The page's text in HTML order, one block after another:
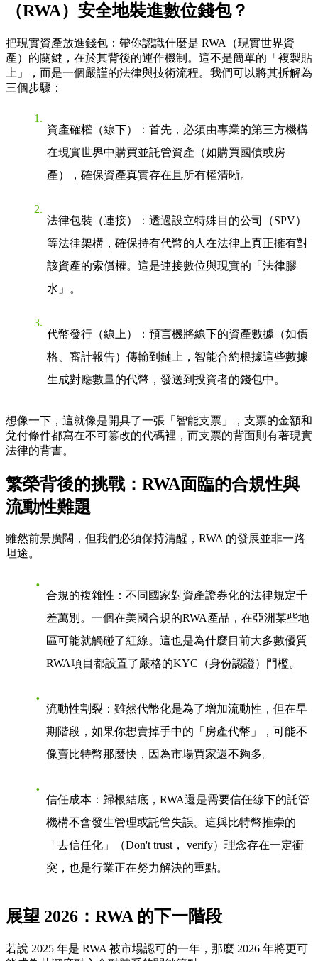
（RWA） 安全地裝進數位錢包？
把現實資產放進錢包：帶你認識什麼是 RWA（現實世界資
產）的關鍵，在於其背後的運作機制。這不是簡單的「複製貼
上」，而是一個嚴謹的法律與技術流程。我們可以將其拆解為
三個步驟：
資產確權（線下）
：首先，必須由專業的第三方機構
在現實世界中購買並託管資產（如購買國債或房
產），確保資產真實存在且所有權清晰。
法律包裝（連接）
：透過設立特殊目的公司（SPV）
等法律架構，確保持有代幣的人在法律上真正擁有對
該資產的索償權。這是連接數位與現實的「法律膠
水」。
代幣發行（線上）
：預言機將線下的資產數據（如價
格、審計報告）傳輸到鏈上，智能合約根據這些數據
生成對應數量的代幣，發送到投資者的錢包中。
想像一下，這就像是開具了一張「智能支票」，支票的金額和
兌付條件都寫在不可篡改的代碼裡，而支票的背面則有著現實
法律的背書。
繁榮背後的挑戰：RWA面臨的合規性與
流動性難題
雖然前景廣闊，但我們必須保持清醒，RWA 的發展並非一路
坦途。
合規的複雜性 ：不同國家對資產證券化的法律規定千
差萬別。一個在美國合規的RWA產品，在亞洲某些地
區可能就觸碰了紅線。這也是為什麼目前大多數優質
RWA項目都設置了嚴格的KYC（身份認證）門檻。
流動性割裂 ：雖然代幣化是為了增加流動性，但在早
期階段，如果你想賣掉手中的「房產代幣」，可能不
像賣比特幣那麼快，因為市場買家還不夠多。
信任成本 ：歸根結底，RWA還是需要信任線下的託管
機構不會發生管理或託管失誤。這與比特幣推崇的
「去信任化」（Don't trust， verify）理念存在一定衝
突，也是行業正在努力解決的重點。
展望 2026：RWA 的下一階段
若說 2025 年是 RWA 被市場認可的一年，那麼 2026 年將更可